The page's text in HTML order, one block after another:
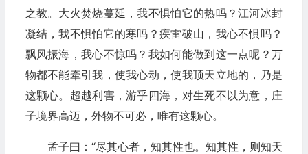
之教。大火焚烧蔓延，我不惧怕它的热吗？江河冰封
凝结，我不惧怕它的寒吗？疾雷破山，我心不惧吗？
飘风振海，我心不惊吗？我如何能做到这一点呢？万
物都不能牵引我，使我心动，使我顶天立地的，乃是
这颗心。超越利害，游乎四海，对生死不以为意，庄
子境界高迈，外物不可必，唯有这颗心。
孟子曰：“尽其心者，知其性也。知其性，则知天